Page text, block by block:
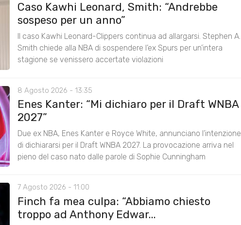
Caso Kawhi Leonard, Smith: “Andrebbe
sospeso per un anno”
Il caso Kawhi Leonard-Clippers continua ad allargarsi. Stephen A.
Smith chiede alla NBA di sospendere l’ex Spurs per un’intera
stagione se venissero accertate violazioni
8 Agosto 2026 - 13:35
Enes Kanter: “Mi dichiaro per il Draft WNBA
2027”
Due ex NBA, Enes Kanter e Royce White, annunciano l’intenzione
di dichiararsi per il Draft WNBA 2027. La provocazione arriva nel
pieno del caso nato dalle parole di Sophie Cunningham
7 Agosto 2026 - 11:00
Finch fa mea culpa: “Abbiamo chiesto
troppo ad Anthony Edwar...